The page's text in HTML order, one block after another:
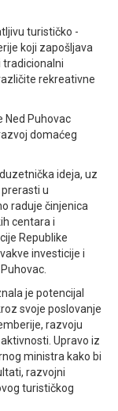
turističko -
koji zapošljava
tradicionalni
rekreativne
Ned Puhovac
domaćeg
ideja, uz
u
raduje činjenica
centara i
Republike
investicije i
je potencijal
svoje poslovanje
razvoju
Upravo iz
ministra kako bi
razvojni
turističkog